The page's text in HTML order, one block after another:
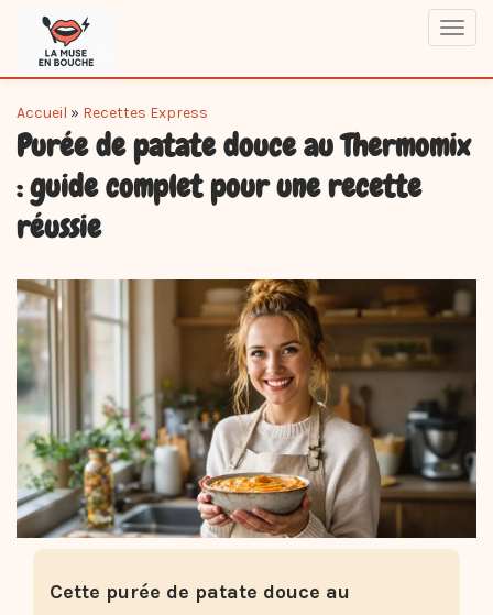
content
You
are
here
Accueil » Recettes Express
Purée de patate douce au Thermomix
: guide complet pour une recette
réussie
Cette purée de patate douce au